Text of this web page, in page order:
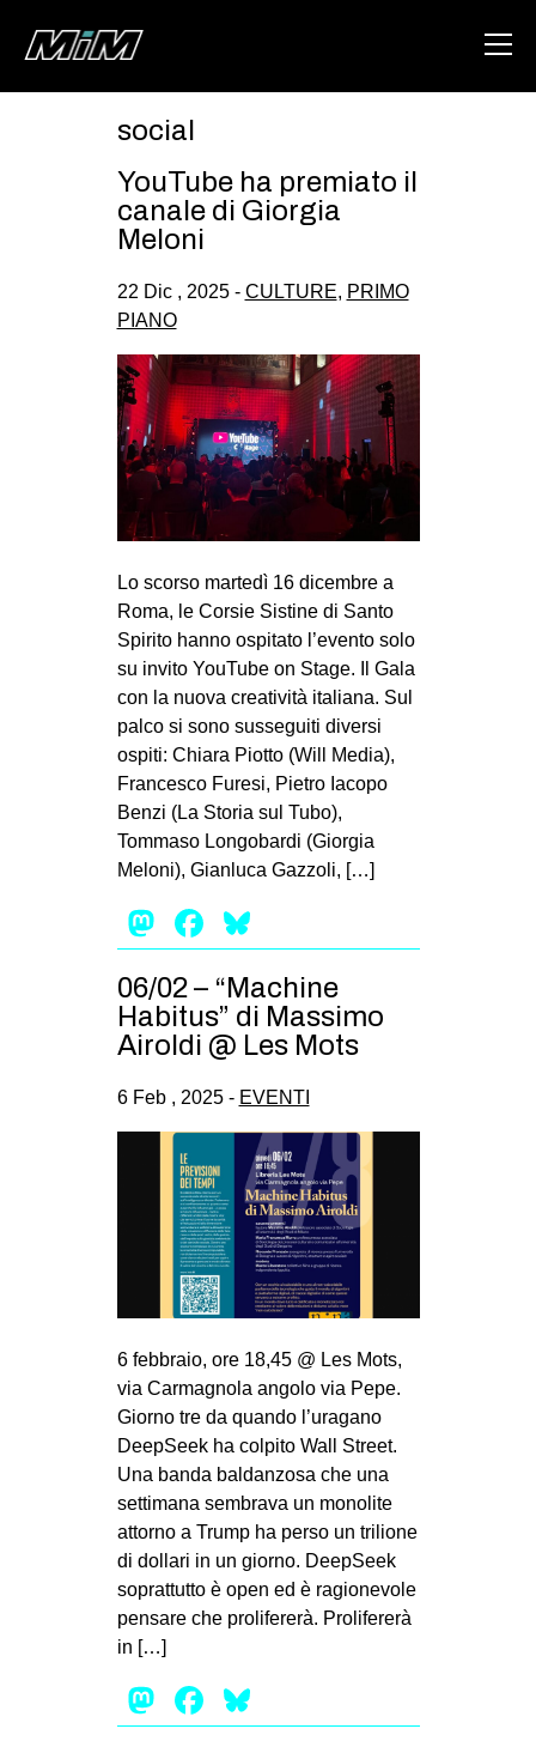
ABOUT
DEGENERAZIONE
CSOA LAMBRETTA
MSM
STUDENTI TSUNAMI
ZAM
MOBILITAZIONI
SPAZI
SPORT POPOLARE
MOVIMENTI
AMBIENTE
ANTIFASCISMO
DIRITTO ALL’ABITARE
MIGRAZIONI
REPRESSIONE
STUDENTI
CULTURE
ARTE
CINEMA
MANIFESTI
MUSICA
RECENSIONI
INTERNAZIONALE
AFRICA
AMERICHE
ESTREMO ORIENTE
EUROPA
MEDIO ORIENTE
MONDO
social
YouTube ha premiato il
canale di Giorgia
Meloni
22 Dic , 2025 - CULTURE, PRIMO
PIANO
Lo scorso martedì 16 dicembre a
Roma, le Corsie Sistine di Santo
Spirito hanno ospitato l’evento solo
su invito YouTube on Stage. Il Gala
con la nuova creatività italiana. Sul
palco si sono susseguiti diversi
ospiti: Chiara Piotto (Will Media),
Francesco Furesi, Pietro Iacopo
Benzi (La Storia sul Tubo),
Tommaso Longobardi (Giorgia
Meloni), Gianluca Gazzoli, […]
Mastodon
Facebook
06/02 – “Machine
Habitus” di Massimo
Airoldi @ Les Mots
6 Feb , 2025 - EVENTI
6 febbraio, ore 18,45 @ Les Mots,
via Carmagnola angolo via Pepe.
Giorno tre da quando l’uragano
DeepSeek ha colpito Wall Street.
Una banda baldanzosa che una
settimana sembrava un monolite
attorno a Trump ha perso un trilione
di dollari in un giorno. DeepSeek
soprattutto è open ed è ragionevole
pensare che prolifererà. Prolifererà
in […]
Mastodon
Facebook